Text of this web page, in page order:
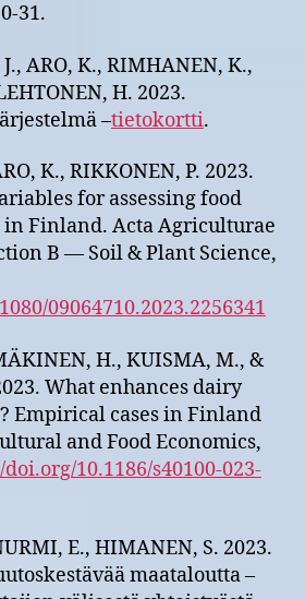
31.
ARO, K., RIMHANEN, K.,
H. 2023.
–tietokortti.
K., RIKKONEN, P. 2023.
for assessing food
in Finland. Acta Agriculturae
B — Soil & Plant Science,
09064710.2023.2256341
H., KUISMA, M., &
What enhances dairy
Empirical cases in Finland
and Food Economics,
10.1186/s40100-023-
E., HIMANEN, S. 2023.
maataloutta –